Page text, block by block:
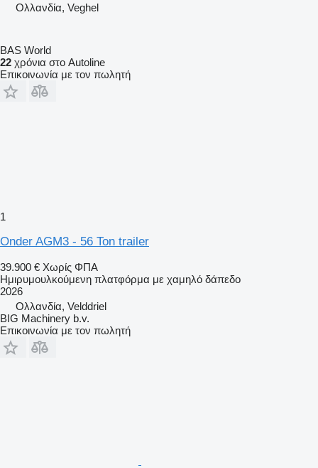
Ολλανδία, Veghel
BAS World
22 χρόνια στο Autoline
Επικοινωνία με τον πωλητή
1
Onder AGM3 - 56 Ton trailer
39.900 € Χωρίς ΦΠΑ
Ημιρυμουλκούμενη πλατφόρμα με χαμηλό δάπεδο
2026
Ολλανδία, Velddriel
BIG Machinery b.v.
Επικοινωνία με τον πωλητή